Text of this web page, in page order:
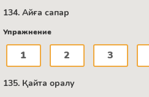
134. Айға сапар
Упражнение
1 2 3
135. Қайта оралу